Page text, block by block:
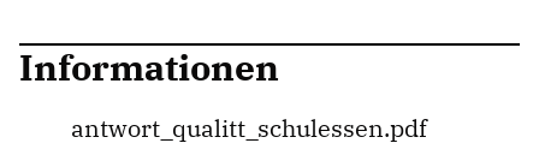
Informationen
antwort_qualitt_schulessen.pdf